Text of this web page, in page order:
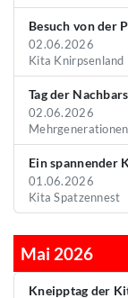
Besuch von der
02.06.2026
Kita Knirpsenland
Tag der
02.06.2026
Ein spannender
01.06.2026
Kita Spatzennest
Mai 2026
Kneipptag der